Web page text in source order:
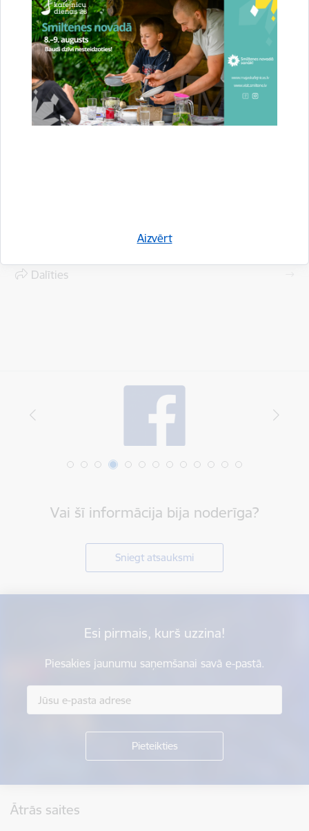
Aizvērt
Dalīties
Vai šī informācija bija noderīga?
Sniegt atsauksmi
Esi pirmais, kurš uzzina!
Piesakies jaunumu saņemšanai savā e-pastā.
Ātrās saites